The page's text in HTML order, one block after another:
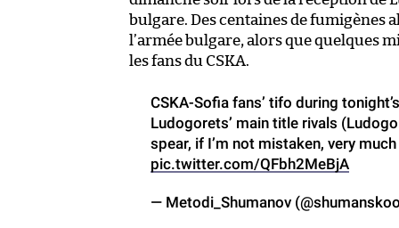
bulgare. Des centaines de fumigènes
l’armée bulgare, alors que quelques
les fans du CSKA.
CSKA-Sofia fans’ tifo during
Ludogorets’ main title rivals
spear, if I’m not mistaken, very
pic.twitter.com/QFbh2MeBjA
— Metodi_Shumanov